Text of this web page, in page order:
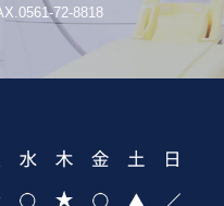
72-8818